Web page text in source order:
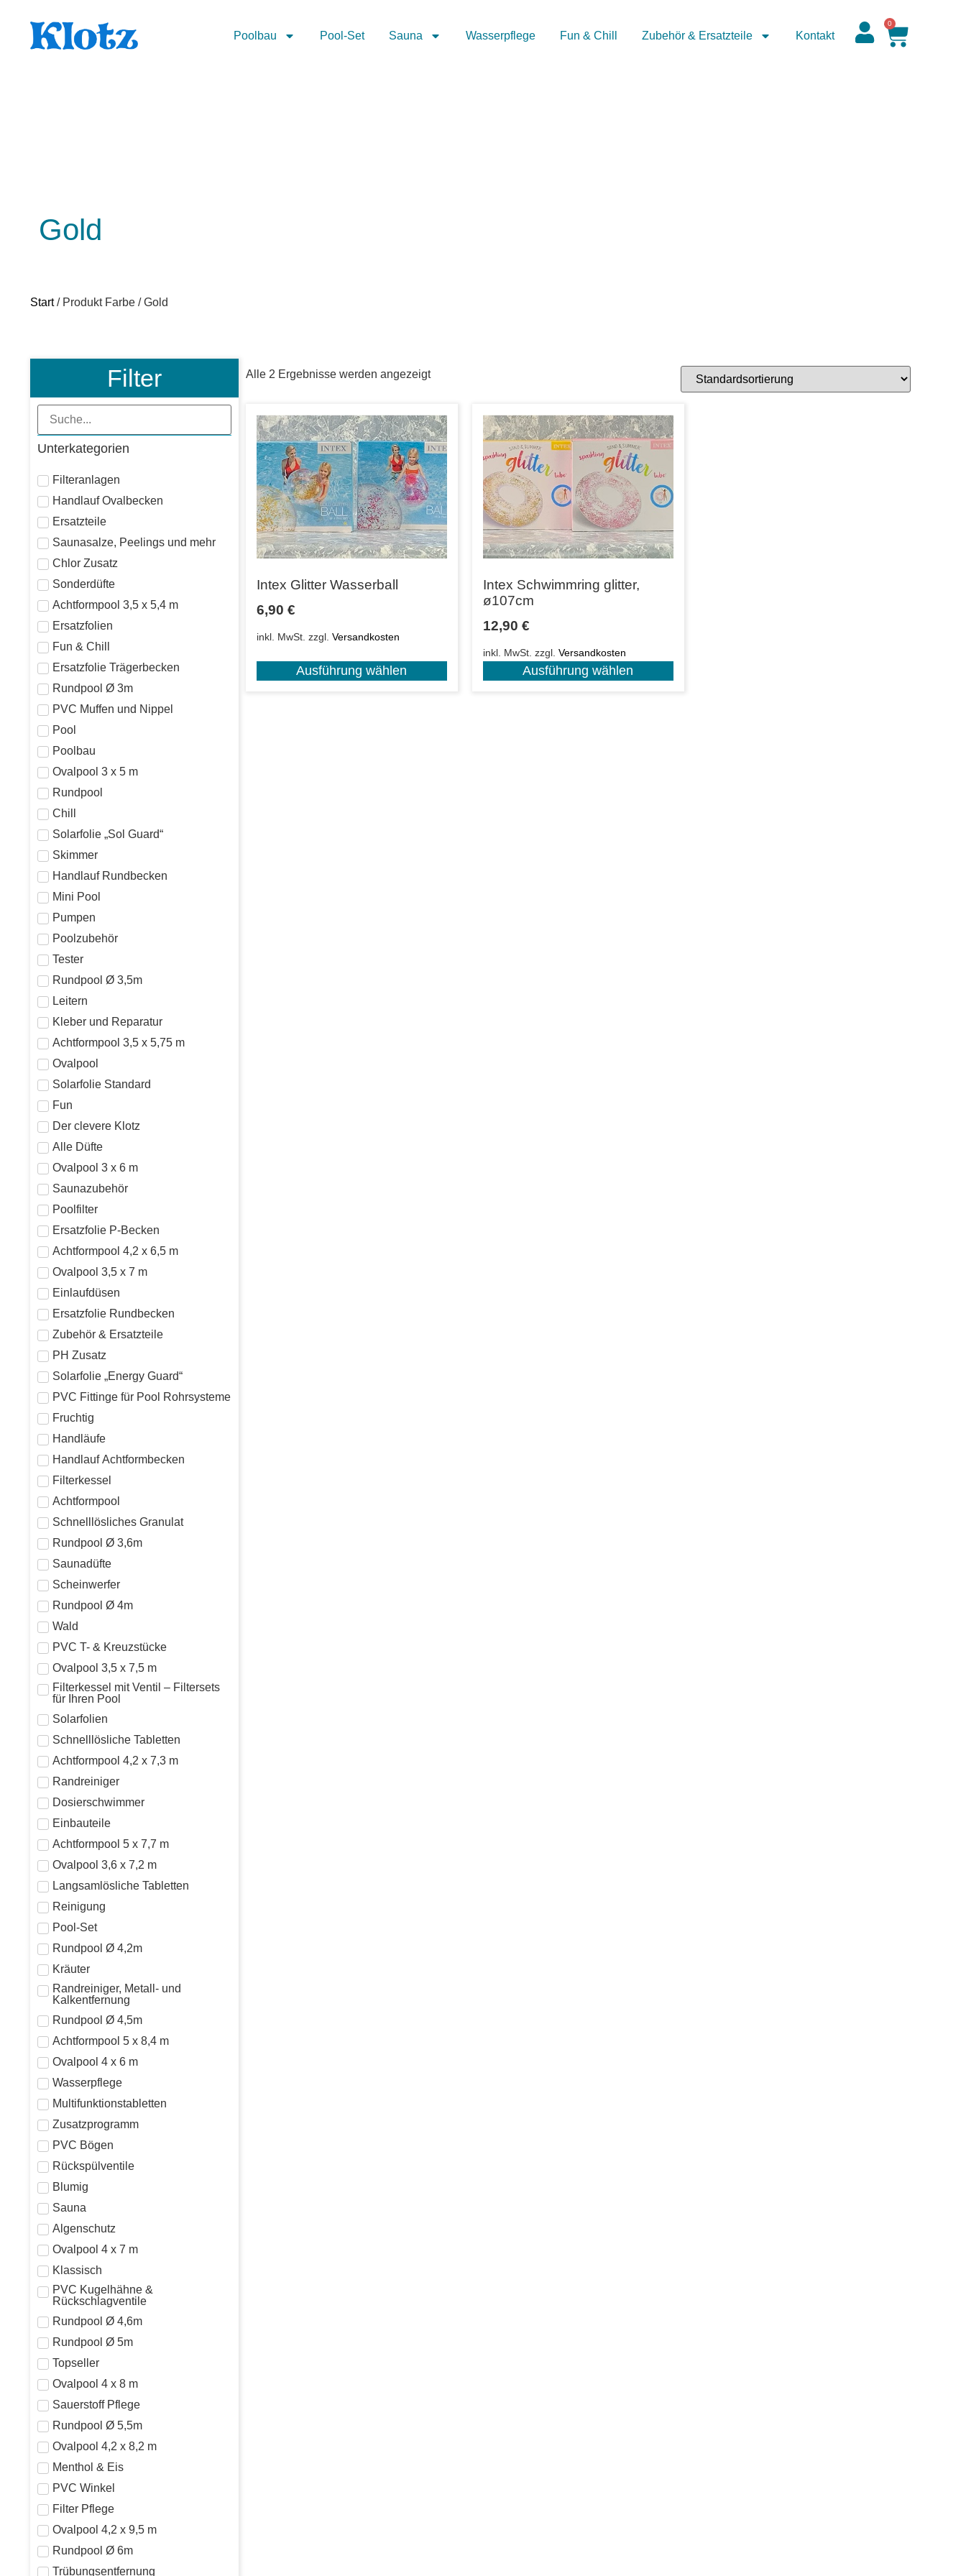
Poolbau Pool-Set Sauna Wasserpflege Fun & Chill Zubehör & Ersatzteile Kontakt
0
Gold
Start/ Produkt Farbe / Gold
Filter
Unterkategorien
Filteranlagen
Handlauf Ovalbecken
Ersatzteile
Saunasalze, Peelings und mehr
Chlor Zusatz
Sonderdüfte
Achtformpool 3,5 x 5,4 m
Ersatzfolien
Fun & Chill
Ersatzfolie Trägerbecken
Rundpool Ø 3m
PVC Muffen und Nippel
Pool
Poolbau
Ovalpool 3 x 5 m
Rundpool
Chill
Solarfolie „Sol Guard“
Skimmer
Handlauf Rundbecken
Mini Pool
Pumpen
Poolzubehör
Tester
Rundpool Ø 3,5m
Leitern
Kleber und Reparatur
Achtformpool 3,5 x 5,75 m
Ovalpool
Solarfolie Standard
Fun
Der clevere Klotz
Alle Düfte
Ovalpool 3 x 6 m
Saunazubehör
Poolfilter
Ersatzfolie P-Becken
Achtformpool 4,2 x 6,5 m
Ovalpool 3,5 x 7 m
Einlaufdüsen
Ersatzfolie Rundbecken
Zubehör & Ersatzteile
PH Zusatz
Solarfolie „Energy Guard“
PVC Fittinge für Pool Rohrsysteme
Fruchtig
Handläufe
Handlauf Achtformbecken
Filterkessel
Achtformpool
Schnelllösliches Granulat
Rundpool Ø 3,6m
Saunadüfte
Scheinwerfer
Rundpool Ø 4m
Wald
PVC T- & Kreuzstücke
Ovalpool 3,5 x 7,5 m
Filterkessel mit Ventil – Filtersets
für Ihren Pool
Solarfolien
Schnelllösliche Tabletten
Achtformpool 4,2 x 7,3 m
Randreiniger
Dosierschwimmer
Einbauteile
Achtformpool 5 x 7,7 m
Ovalpool 3,6 x 7,2 m
Langsamlösliche Tabletten
Reinigung
Pool-Set
Rundpool Ø 4,2m
Kräuter
Randreiniger, Metall- und
Kalkentfernung
Rundpool Ø 4,5m
Achtformpool 5 x 8,4 m
Ovalpool 4 x 6 m
Wasserpflege
Multifunktionstabletten
Zusatzprogramm
PVC Bögen
Rückspülventile
Blumig
Sauna
Algenschutz
Ovalpool 4 x 7 m
Klassisch
PVC Kugelhähne &
Rückschlagventile
Rundpool Ø 4,6m
Rundpool Ø 5m
Topseller
Ovalpool 4 x 8 m
Sauerstoff Pflege
Rundpool Ø 5,5m
Ovalpool 4,2 x 8,2 m
Menthol & Eis
PVC Winkel
Filter Pflege
Ovalpool 4,2 x 9,5 m
Rundpool Ø 6m
Trübungsentfernung
Alle 2 Ergebnisse werden angezeigt
Intex Glitter Wasserball
6,90 €
inkl. MwSt. zzgl. Versandkosten
Ausführung wählen
Intex Schwimmring glitter,
ø107cm
12,90 €
inkl. MwSt. zzgl. Versandkosten
Ausführung wählen